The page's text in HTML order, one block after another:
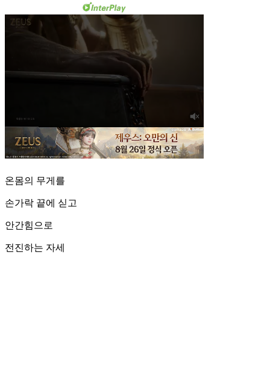
온몸의 무게를
손가락 끝에 싣고
안간힘으로
전진하는 자세